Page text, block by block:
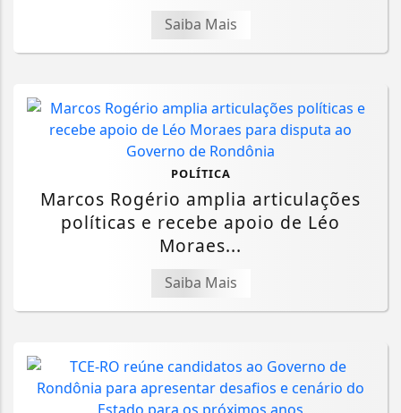
Saiba Mais
POLÍTICA
Marcos Rogério amplia articulações
políticas e recebe apoio de Léo
Moraes...
Saiba Mais